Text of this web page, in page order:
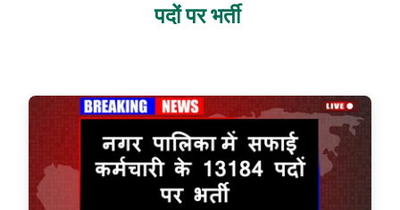
पदों पर भर्ती